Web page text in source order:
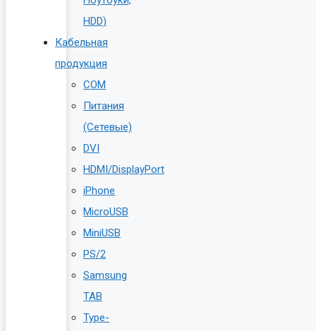
HDD)
Кабельная
продукция
COM
Питания
(Сетевые)
DVI
HDMI/DisplayPort
iPhone
MicroUSB
MiniUSB
PS/2
Samsung
TAB
Type-